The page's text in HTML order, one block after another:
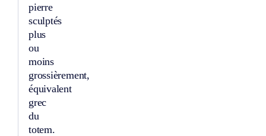
pierre
sculptés
plus
ou
moins
grossièrement,
équivalent
grec
du
totem.